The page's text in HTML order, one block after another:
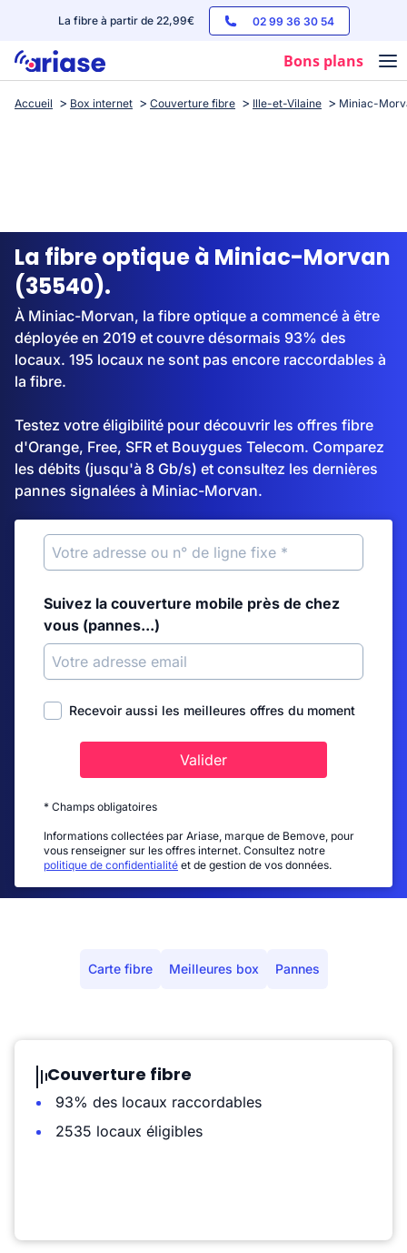
La fibre à partir de 22,99€ 02 99 36 30 54
Bons plans
Box internet
Streaming
Accueil Box internet Couverture fibre Ille-et-Vilaine Miniac-
La fibre optique à Miniac-Morvan
(35540).
À Miniac-Morvan, la fibre optique a commencé à être
déployée en 2019 et couvre désormais 93% des
locaux. 195 locaux ne sont pas encore raccordables à
la fibre.
Testez votre éligibilité pour découvrir les offres fibre
d'Orange, Free, SFR et Bouygues Telecom. Comparez
les débits (jusqu'à 8 Gb/s) et consultez les dernières
pannes signalées à Miniac-Morvan.
Suivez la couverture mobile près de chez
vous (pannes...)
Recevoir aussi les meilleures offres du moment
Valider
* Champs obligatoires
Informations collectées par Ariase, marque de Bemove, pour
vous renseigner sur les offres internet. Consultez notre
politique de confidentialité et de gestion de vos données.
Carte fibre Meilleures box Pannes
Couverture fibre
93% des locaux raccordables
2535 locaux éligibles